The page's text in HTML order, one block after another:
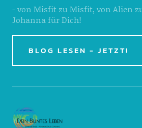
- von Misfit zu Misfit, von Alien
Johanna für Dich!
BLOG LESEN - JETZT!